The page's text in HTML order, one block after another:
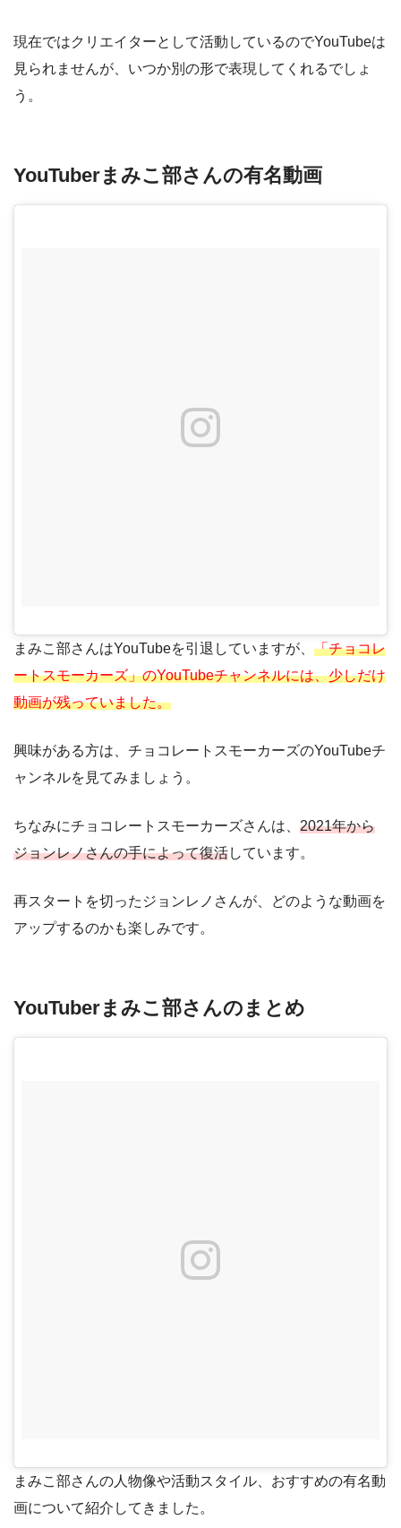
現在ではクリエイターとして活動しているのでYouTubeは
見られませんが、いつか別の形で表現してくれるでしょ
う。
YouTuberまみこ部さんの有名動画
まみこ部さんはYouTubeを引退していますが、 「チョコレ
ートスモーカーズ」のYouTubeチャンネルには、少しだけ
動画が残っていました。
興味がある方は、チョコレートスモーカーズのYouTubeチ
ャンネルを見てみましょう。
ちなみにチョコレートスモーカーズさんは、 2021年から
ジョンレノさんの手によって復活しています。
再スタートを切ったジョンレノさんが、どのような動画を
アップするのかも楽しみです。
YouTuberまみこ部さんのまとめ
まみこ部さんの人物像や活動スタイル、おすすめの有名動
画について紹介してきました。